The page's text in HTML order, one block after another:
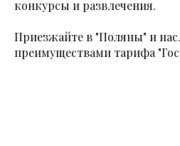
конкурсы и развлечения.
Приезжайте в "Поляны" и
преимуществами тарифа